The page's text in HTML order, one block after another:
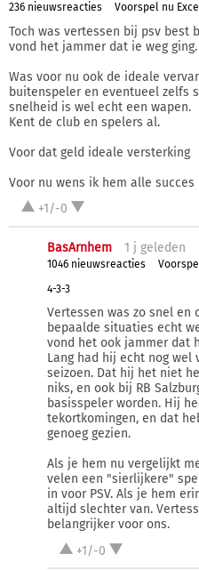
236 nieuwsreacties Voorspel nu
Toch was vertessen bij psv best
vond het jammer dat ie weg ging.
Was voor nu ook de ideale
buitenspeler en eventueel zelfs
snelheid is wel echt een wapen.
Kent de club en spelers al.
Voor dat geld ideale versterking
Voor nu wens ik hem alle
+1/-0
BasArnhem 1 j geleden
1046 nieuwsreacties
4-3-3
Vertessen was zo snel
bepaalde situaties echt
vond het ook jammer dat
Lang had hij echt nog wel
seizoen. Dat hij het niet
niks, en ook bij RB
basisspeler worden. Hij
tekortkomingen, en dat
genoeg gezien.
Als je hem nu vergelijkt
velen een "sierlijkere"
in voor PSV. Als je hem
altijd slechter van.
belangrijker voor ons.
+1/-0